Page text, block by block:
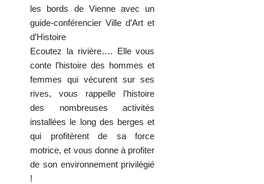
les bords de Vienne avec un
guide-conférencier Ville d’Art et
d’Histoire
Ecoutez la rivière…. Elle vous
conte l’histoire des hommes et
femmes qui vécurent sur ses
rives, vous rappelle l’histoire
des nombreuses activités
installées le long des berges et
qui profitèrent de sa force
motrice, et vous donne à profiter
de son environnement privilégié
!